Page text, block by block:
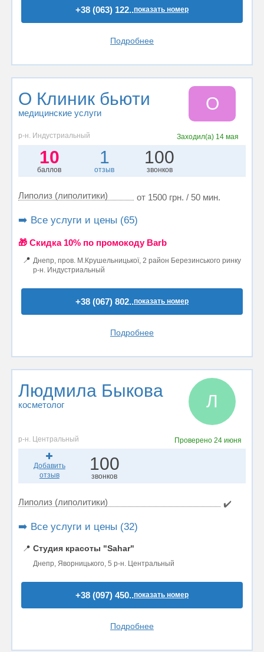
+38 (063) 122..показать номер
Подробнее
О Клиник бьюти
медицинские услуги О
р-н. Индустриальный Заходил(а) 14 мая
10
баллов
1
отзыв
100
звонков
Липолиз (липолитики) от 1500 грн. / 50 мин.
➡️ Все услуги и цены (65)
🎁 Cкидка 10% по промокоду Barb
📍 Днепр, пров. М.Крушельницької, 2 район Березинського ринку
р-н. Индустриальный
+38 (067) 802..показать номер
Подробнее
Людмила Быкова
косметолог Л
р-н. Центральный Проверено 24 июня
Добавить
отзыв
100
звонков
Липолиз (липолитики) ✔️
➡️ Все услуги и цены (32)
📍 Студия красоты "Sahar"
Днепр, Яворницького, 5 р-н. Центральный
+38 (097) 450..показать номер
Подробнее